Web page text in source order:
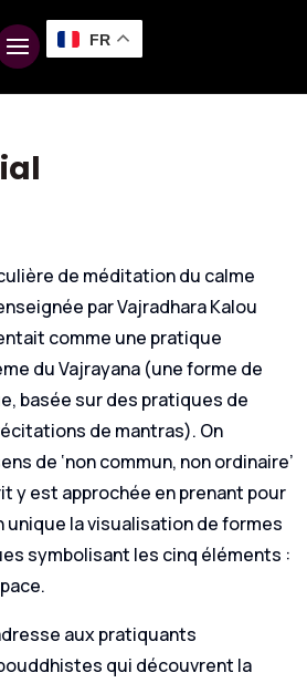
de méditation du calme
par Vajradhara Kalou
comme une pratique
du Vajrayana (une forme de
basée sur des pratiques de
de mantras). On
de ‘non commun, non ordinaire’
y est approchée en prenant pour
unique la visualisation de formes
symbolisant les cinq éléments :
aux pratiquants
qui découvrent la
FR